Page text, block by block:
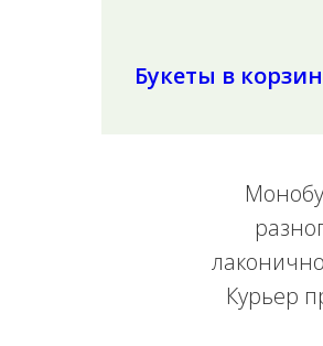
Букеты в
Курьер